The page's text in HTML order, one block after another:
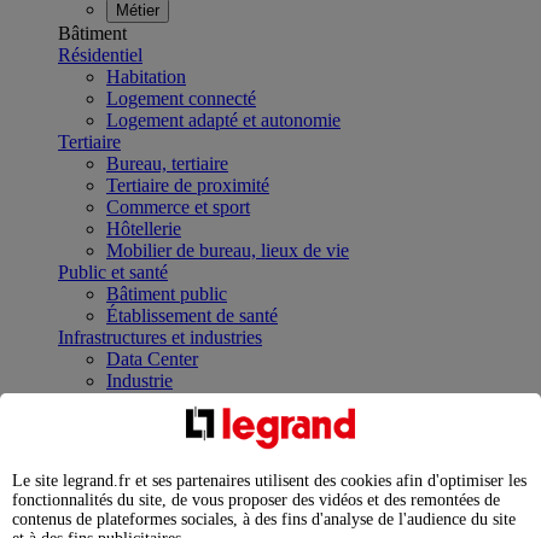
Métier
Bâtiment
Résidentiel
Habitation
Logement connecté
Logement adapté et autonomie
Tertiaire
Bureau, tertiaire
Tertiaire de proximité
Commerce et sport
Hôtellerie
Mobilier de bureau, lieux de vie
Public et santé
Bâtiment public
Établissement de santé
Infrastructures et industries
Data Center
Industrie
Infrastructures
Contrôler et planifier le fonctionnement des appareils
Répartir et optimiser son tableau électrique
Legrand Data Center Solutions : concentrer les
expertises au service de vos performances
Le site legrand.fr et ses partenaires utilisent des cookies afin d'optimiser les
fonctionnalités du site, de vous proposer des vidéos et des remontées de
contenus de plateformes sociales, à des fins d'analyse de l'audience du site